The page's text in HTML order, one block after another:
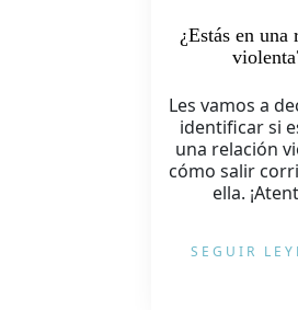
¿Estás en una
Les vamos a
identificar si
una relación
cómo salir
ella.
SEGUIR